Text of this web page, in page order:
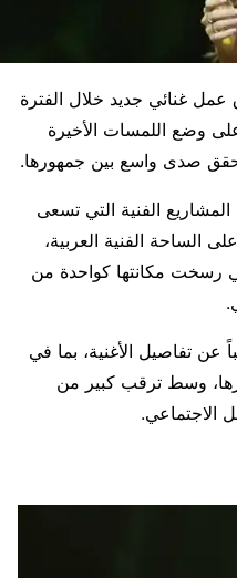
عمل غنائي جديد خلال الفترة
وضع اللمسات الأخيرة
صدى واسع بين جمهورها.
الفنية التي تسعى
الساحة الفنية العربية،
رسخت مكانتها كواحدة من
عن تفاصيل الأغنية، بما في
وسط ترقب كبير من
الاجتماعي.